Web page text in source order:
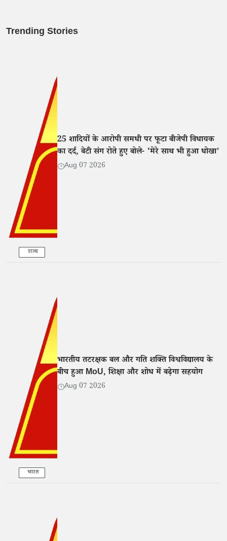
Trending Stories
राज्य
25 शादियों के आरोपी समधी पर फूटा बीजेपी विधायक
का दर्द, बेटी संग रोते हुए बोले- 'मेरे साथ भी हुआ धोखा'
Aug 07 2026
भारत
भारतीय तटरक्षक बल और गति शक्ति विश्वविद्यालय के
बीच हुआ MoU, शिक्षा और शोध में बढ़ेगा सहयोग
Aug 07 2026